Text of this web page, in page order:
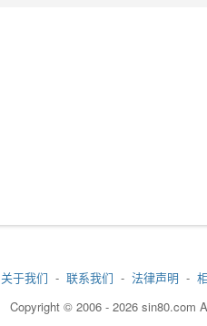
关于我们 - 联系我们 - 法律声明 -
Copyright © 2006 - 2026 sin80.com